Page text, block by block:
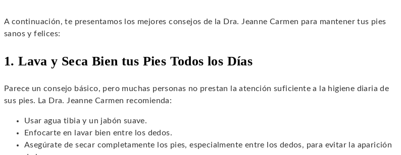
A continuación, te presentamos los mejores consejos de la Dra. Jeanne Carmen para mantener tus pies
sanos y felices:
1. Lava y Seca Bien tus Pies Todos los Días
Parece un consejo básico, pero muchas personas no prestan la atención suficiente a la higiene diaria de
sus pies. La Dra. Jeanne Carmen recomienda:
Usar agua tibia y un jabón suave.
Enfocarte en lavar bien entre los dedos.
Asegúrate de secar completamente los pies, especialmente entre los dedos, para evitar la aparición